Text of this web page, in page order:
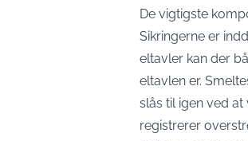
De vigtigste
Sikringerne er
eltavler kan der
eltavlen er.
slås til igen ved
registrerer